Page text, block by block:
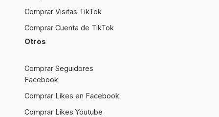
Comprar Visitas TikTok
Comprar Cuenta de TikTok
Otros
Comprar Seguidores
Facebook
Comprar Likes en Facebook
Comprar Likes Youtube